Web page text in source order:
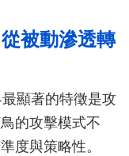
被動滲透轉
顯著的特徵是攻
的攻擊模式不
度與策略性。